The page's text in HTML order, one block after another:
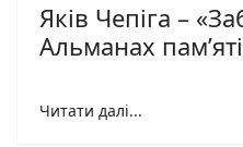
Яків Чепіга –
Альманах
Читати далі...